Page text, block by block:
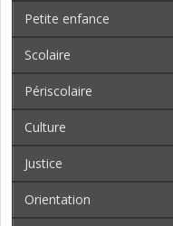
Petite enfance
Scolaire
Périscolaire
Culture
Justice
Orientation